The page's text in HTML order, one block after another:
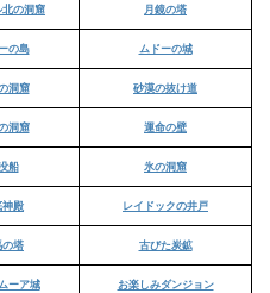
北の洞窟 月鏡の塔
の島 ムドーの城
洞窟 砂漠の抜け道
洞窟 運命の壁
船 氷の洞窟
神殿 レイドックの井戸
の塔 古びた炭鉱
ーア城 お楽しみダンジョン